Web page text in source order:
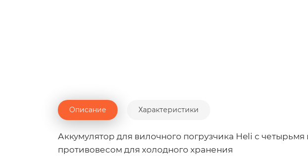
Описание Характеристики
Аккумулятор для вилочного погрузчика Heli с
противовесом для холодного хранения